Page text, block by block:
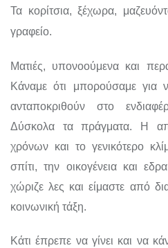
Τα κορίτσια, ξέχωρα,
γραφείο.
Ματιές, υπονοούμενα και
Κάναμε ότι μπορούσαμε για
ανταποκριθούν στο
Δύσκολα τα πράγματα. Η
χρόνων και το γενικότερο
σπίτι, την οικογένεια και
χώριζε λες και είμαστε από
κοινωνική τάξη.
Κάτι έπρεπε να γίνει και να